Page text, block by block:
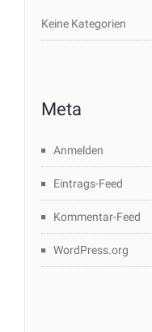
Keine Kategorien
Meta
Anmelden
Eintrags-Feed
Kommentar-Feed
WordPress.org